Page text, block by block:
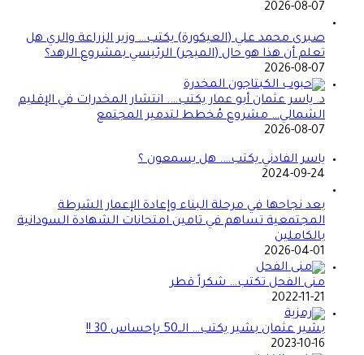
2026-08-07
صبرى محمد علي (العيكورة) يكتب… وزير الزراعة والري هل
تعلم أن هذا هو حال (الميجر) الرئيسي بمشروع الرهد؟
2026-08-07
د. ياسر عثمان أبو عمار يكتب…. انتشار المخدرات في الإقليم
الشمالي… مشروع مُخطط لتدمير المجتمع
2026-08-07
ياسر الفادني يكتب…. هل يسمعون ؟
2024-09-24
بعد نجاحها في مرحلة البناء وإعادة الإعمار الشرطة
المجتمعية تساهم في تامين امتحانات الشهادة السودانية
بالكاملين
2026-04-01
منى الفحل تكتب… شكراً قطر
2022-11-21
بشير عثمان بشير يكتب… الــ50 بإحساس 30 !!
2023-10-16